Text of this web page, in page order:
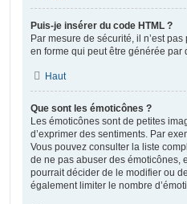
Puis-je insérer du code HTML ?
Par mesure de sécurité, il n’est
en forme qui peut être générée
Haut
Que sont les émoticônes ?
Les émoticônes sont de petites
d’exprimer des sentiments. Par
Vous pouvez consulter la liste
de ne pas abuser des émoticônes,
pourrait décider de le modifier ou
également limiter le nombre